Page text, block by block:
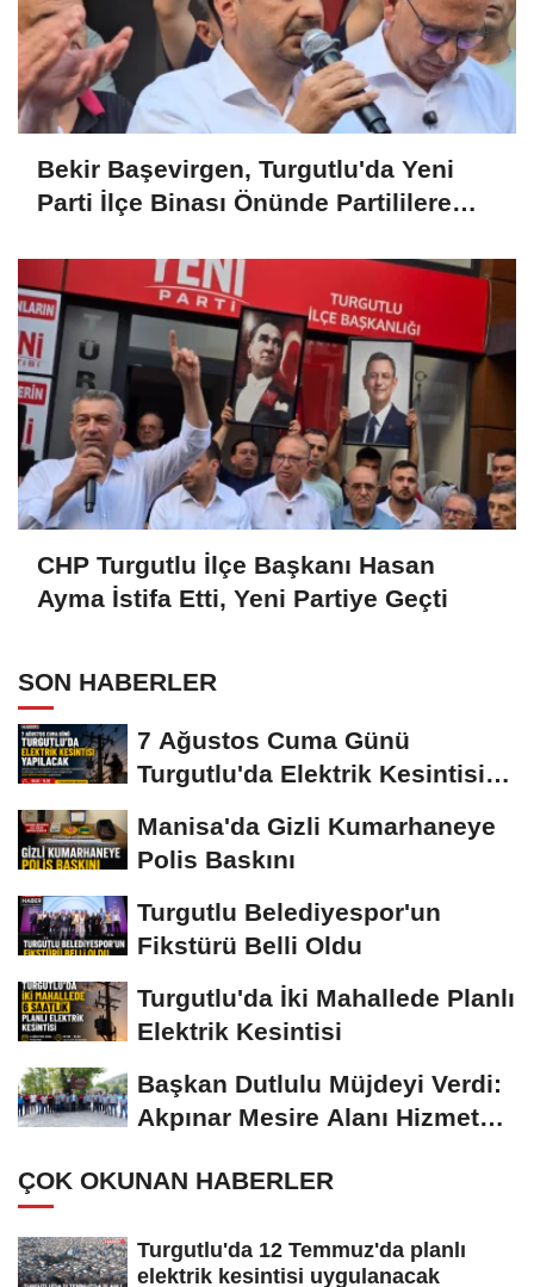
Bekir Başevirgen, Turgutlu'da Yeni
Parti İlçe Binası Önünde Partililere
CHP Turgutlu İlçe Başkanı Hasan
Ayma İstifa Etti, Yeni Partiye Geçti
SON HABERLER
7 Ağustos Cuma Günü
Turgutlu'da Elektrik Kesintisi
Manisa'da Gizli Kumarhaneye
Polis Baskını
Turgutlu Belediyespor'un
Fikstürü Belli Oldu
Turgutlu'da İki Mahallede Planlı
Elektrik Kesintisi
Başkan Dutlulu Müjdeyi Verdi:
Akpınar Mesire Alanı Hizmete
ÇOK OKUNAN HABERLER
Turgutlu'da 12 Temmuz'da planlı
elektrik kesintisi uygulanacak